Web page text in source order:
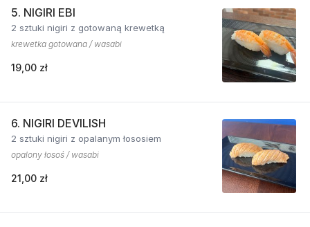
5. NIGIRI EBI
2 sztuki nigiri z gotowaną krewetką
krewetka gotowana / wasabi
19,00 zł
6. NIGIRI DEVILISH
2 sztuki nigiri z opalanym łososiem
opalony łosoś / wasabi
21,00 zł